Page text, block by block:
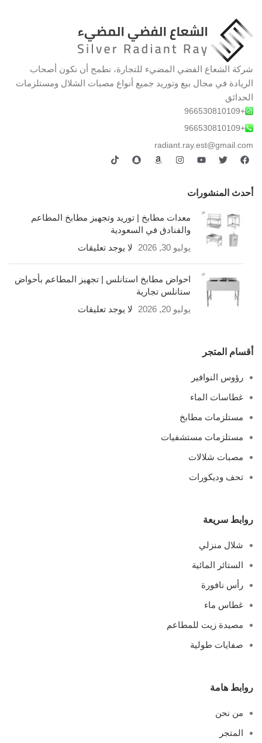
شركة الشعاع الفضي المضيء للتجارة، نطمح أن نكون أصحاب
الريادة في مجال بيع وتوريد جميع أنواع مصبات الشلال ومستلزمات
الحدائق
+966530810109
+966530810109
radiant.ray.est@gmail.com
أحدث المنشورات
معدات مطابخ | توريد وتجهيز مطابخ المطاعم
والفنادق في السعودية
يوليو 30, 2026
لا يوجد تعليقات
احواض مطابخ استانلس | تجهيز المطاعم بأحواض
ستانلس تجارية
يوليو 20, 2026
لا يوجد تعليقات
أقسام المتجر
رؤوس النوافير
غطاسات الماء
مستلزمات مطابخ
مستلزمات مستشفيات
مصبات شلالات
تحف وديكورات
روابط سريعة
شلال منزلي
الستائر المائية
رأس نافورة
غطاس ماء
مصيدة زيت للمطاعم
صفايات طولية
روابط هامة
من نحن
المتجر